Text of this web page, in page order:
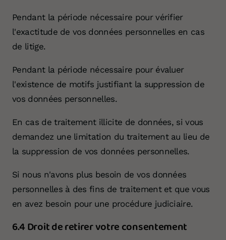
Pendant la période nécessaire pour vérifier
l'exactitude de vos données personnelles en cas
de litige.
Pendant la période nécessaire pour évaluer
l'existence de motifs justifiant la suppression de
vos données personnelles.
En cas de traitement illicite de données, si vous
demandez une limitation du traitement au lieu de
la suppression de vos données personnelles.
Si nous n'avons plus besoin de vos données
personnelles à des fins de traitement et que vous
en avez besoin pour une procédure judiciaire.
6.4 Droit de retirer votre consentement